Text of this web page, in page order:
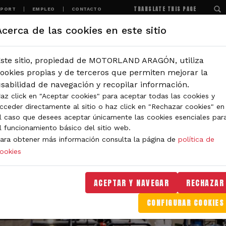
EMPLEO CONTACTO TRANSLATE THIS PAGE
de las cookies en este sitio
sitio, propiedad de MOTORLAND ARAGÓN, utiliza
propias y de terceros que permiten mejorar la
de navegación y recopilar información.
click en "Aceptar cookies" para aceptar todas las cookies y
directamente al sitio o haz click en "Rechazar cookies" en
caso que desees aceptar únicamente las cookies esenciales
funcionamiento básico del sitio web.
obtener más información consulta la página de política de
ACEPTAR Y NAVEGAR RECHAZAR
CONFIGURAR COOKIES